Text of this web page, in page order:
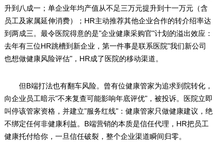
升到八成一；单企业年均产值从不足三万元提升到十一万元（含
员工及家属延伸消费）；HR主动推荐其他企业合作的转介绍率达
到两成三。最令医院得意的是"企业健康采购官"计划的溢出效应：
去年有三位HR跳槽到新企业，第一件事是联系医院"我们新公司
也想做健康风险评估"，HR成了医院的移动渠道。
但B端打法也有翻车风险。曾有位健康管家为追求到院转化，
向企业员工暗示"不来复查可能影响年底评优"，被投诉。医院立即
叫停该管家资格，并建立"服务红线"：健康管家只做健康建议，绝
不绑定任何非健康利益。B端营销的本质是信任代理，HR把员工
健康托付给你，一旦信任破裂，整个企业渠道瞬间归零。